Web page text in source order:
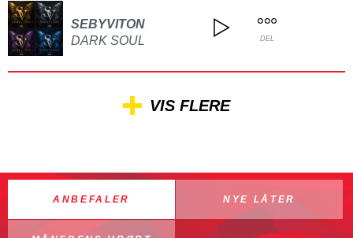
SEBYVITON
DARK SOUL
DEL
VIS FLERE
ANBEFALER NYE LÅTER